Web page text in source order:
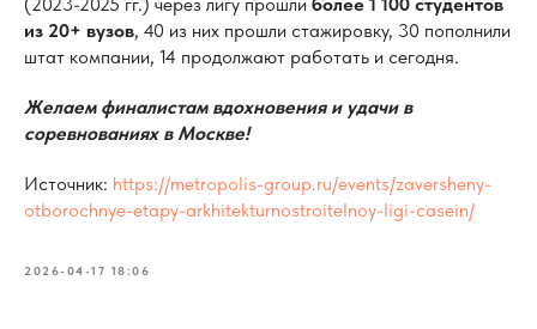
из 20+ вузов, 40 из них прошли стажировку, 30 пополнили
штат компании, 14 продолжают работать и сегодня.
Желаем финалистам вдохновения и удачи в
соревнованиях в Москве!
Источник: https://metropolis-group.ru/events/zaversheny-
otborochnye-etapy-arkhitekturnostroitelnoy-ligi-casein/
2026-04-17 18:06